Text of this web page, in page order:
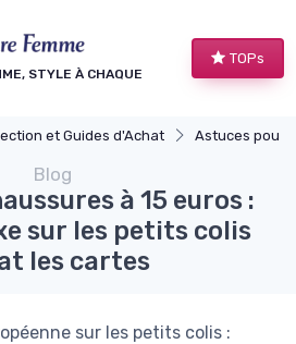
STYLE À CHAQUE
TOPs
et Guides d'Achat Astuces pour
Blog
à 15 euros :
sur les petits colis
les cartes
sur les petits colis :
cookies